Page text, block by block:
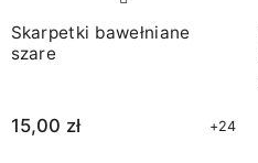
Skarpetki bawełniane
szare
15,00 zł +24